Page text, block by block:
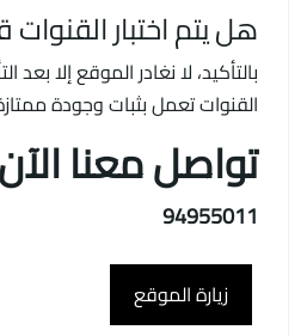
هل يتم اختبار
بالتأكيد، لا نغادر الموقع إلا
القنوات تعمل بثبات وجودة
تواصل معنا الآن
94955011
زيارة الموقع